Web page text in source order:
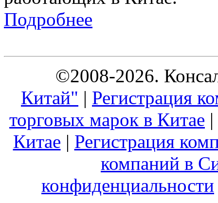
Подробнее
©2008-2026.
Китай" | Регистрация
торговых марок в Китае |
Китае | Регистрация
компаний в
конфиденциальности